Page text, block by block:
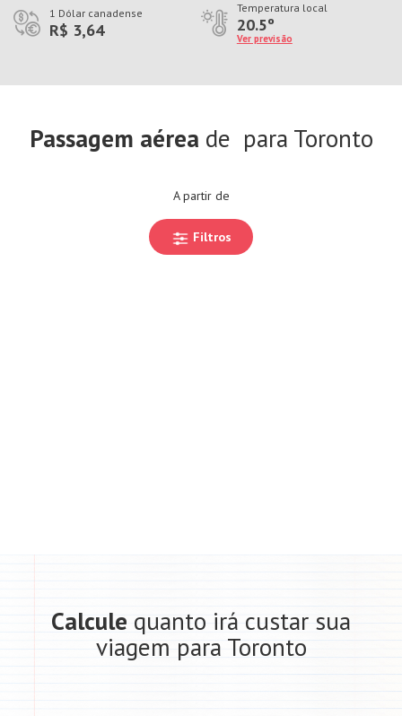
1 Dólar canadense
R$ 3,64
Temperatura local
20.5º
Ver previsão
Passagem aérea de para Toronto
A partir de
Filtros
Calcule quanto irá custar sua
viagem para Toronto